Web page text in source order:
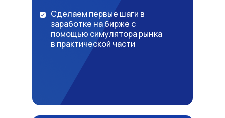
Сделаем первые шаги в
заработке на бирже с
помощью симулятора рынка
в практической части